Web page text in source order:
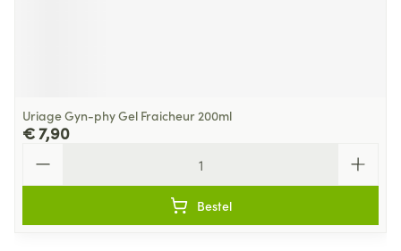
Uriage Gyn-phy Gel Fraicheur 200ml
€ 7,90
Bestel